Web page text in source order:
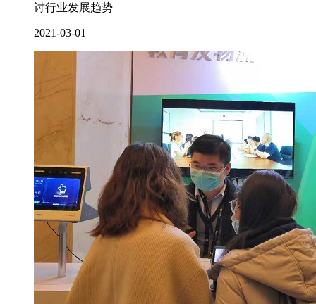
讨行业发展趋势
2021-03-01